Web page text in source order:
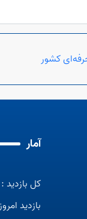
آمار
کل بازدید : 70700 نفر
بازدید امروز :